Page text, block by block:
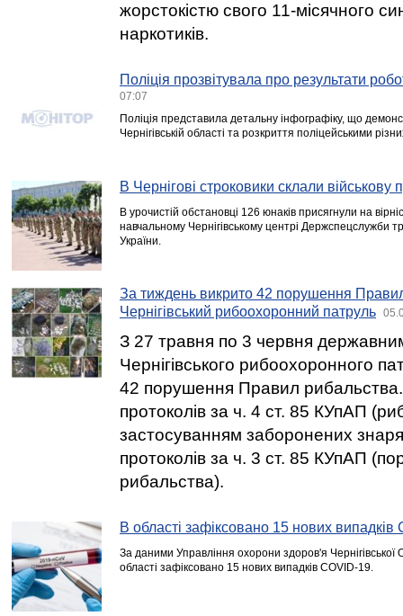
жорстокістю свого 11-місячного
наркотиків.
Поліція прозвітувала про результати
07:07
Поліція представила детальну інфографіку, що
Чернігівській області та розкриття поліцейськими
В Чернігові строковики склали військову
В урочистій обстановці 126 юнаків присягнули на
навчальному Чернігівському центрі Держспецслужби
України.
За тиждень викрито 42 порушення
Чернігівський рибоохоронний патруль
З 27 травня по 3 червня
Чернігівського рибоохоронного
42 порушення Правил
протоколів за ч. 4 ст. 85 КУпАП
застосуванням заборонених
протоколів за ч. 3 ст. 85 КУпАП
рибальства).
В області зафіксовано 15 нових випадків
За даними Управління охорони здоров'я
області зафіксовано 15 нових випадків COVID-19.